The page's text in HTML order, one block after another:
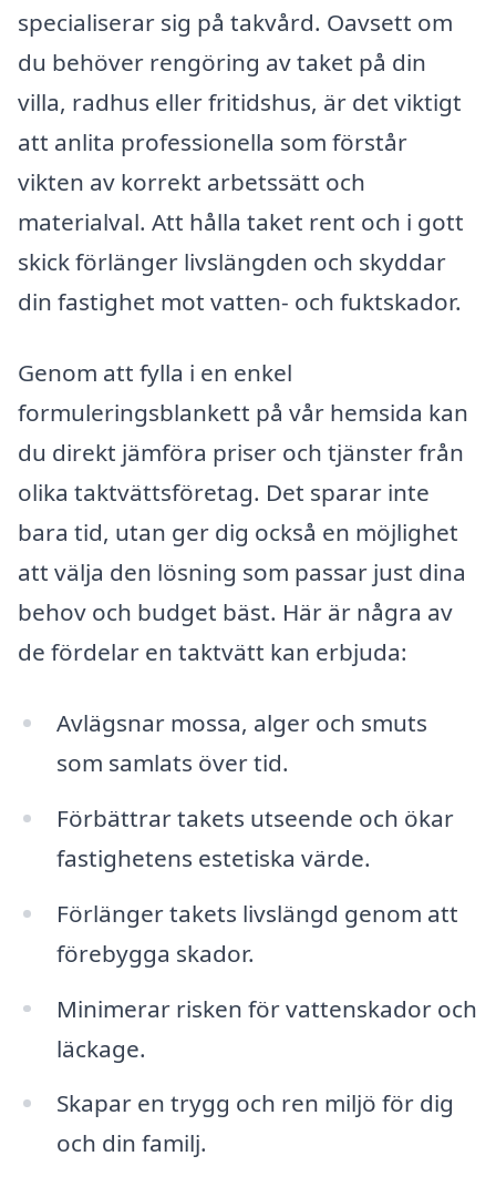
specialiserar sig på takvård. Oavsett om
du behöver rengöring av taket på din
villa, radhus eller fritidshus, är det viktigt
att anlita professionella som förstår
vikten av korrekt arbetssätt och
materialval. Att hålla taket rent och i gott
skick förlänger livslängden och skyddar
din fastighet mot vatten- och fuktskador.
Genom att fylla i en enkel
formuleringsblankett på vår hemsida kan
du direkt jämföra priser och tjänster från
olika taktvättsföretag. Det sparar inte
bara tid, utan ger dig också en möjlighet
att välja den lösning som passar just dina
behov och budget bäst. Här är några av
de fördelar en taktvätt kan erbjuda:
Avlägsnar mossa, alger och smuts
som samlats över tid.
Förbättrar takets utseende och ökar
fastighetens estetiska värde.
Förlänger takets livslängd genom att
förebygga skador.
Minimerar risken för vattenskador och
läckage.
Skapar en trygg och ren miljö för dig
och din familj.